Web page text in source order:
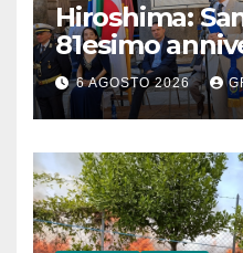
Hiroshima:
81esimo
monito per
6 AGOSTO 2026